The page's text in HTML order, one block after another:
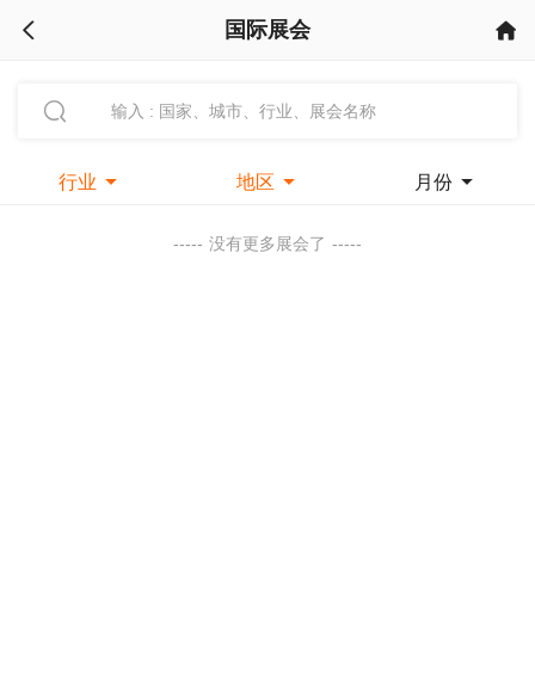
 国际展会 

行业  地区  月份 
----- 没有更多展会了 -----